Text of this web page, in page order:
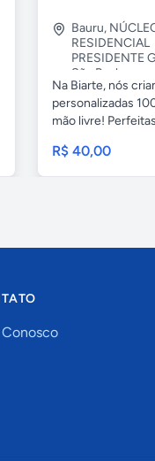
Bauru,
RESIDENCIAL
PRESIDENTE
São Paulo
Na Biarte, nós
personalizadas
mão livre!
R$ 40,00
Conosco